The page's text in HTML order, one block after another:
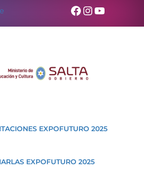
Facebook
Instagram
YouTube
EXPOFUTURO 2025
EXPOFUTURO 2025